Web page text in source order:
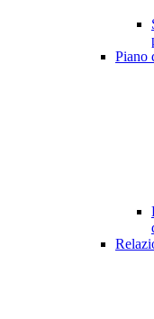
Piano